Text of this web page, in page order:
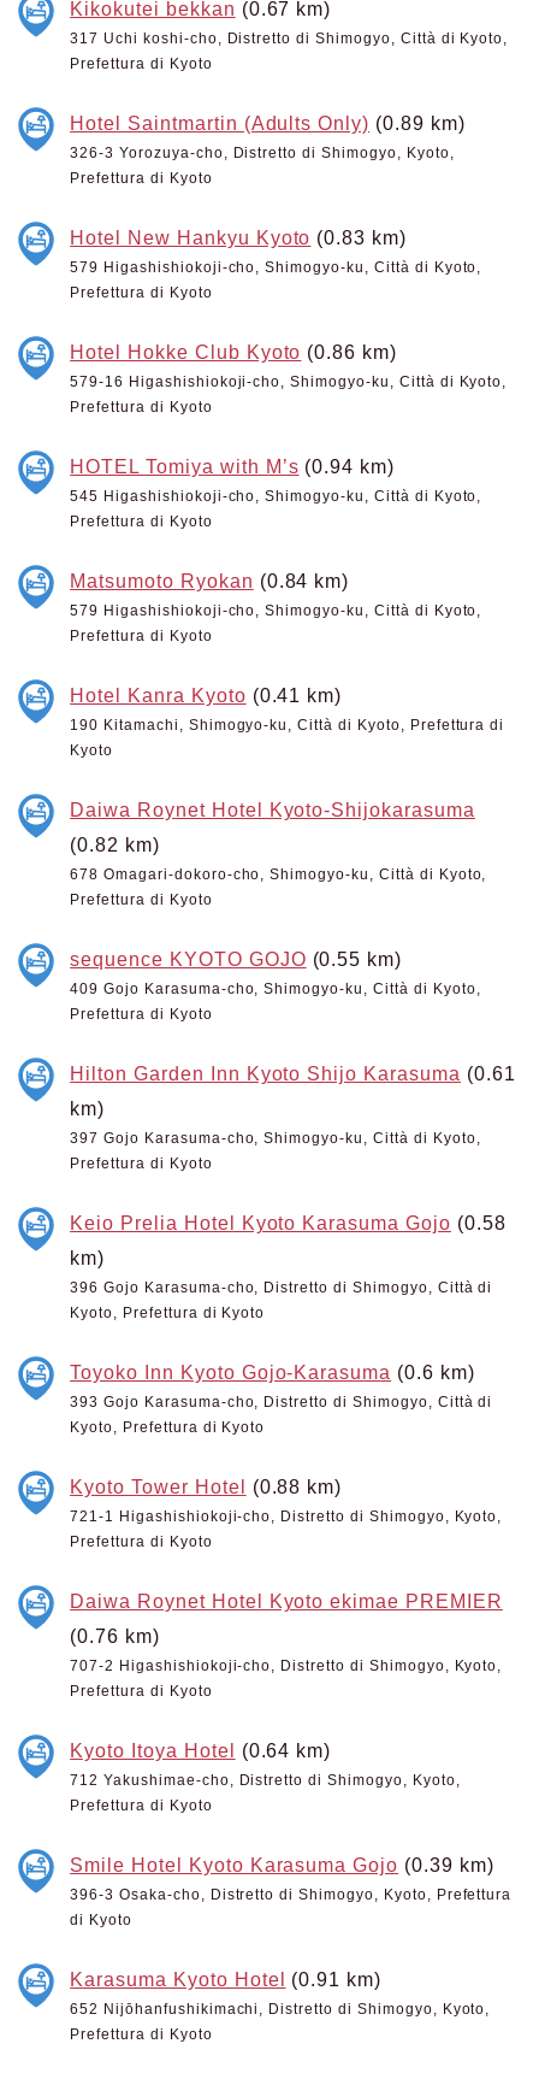
Kikokutei bekkan (0.67 km)
317 Uchi koshi-cho, Distretto di Shimogyo, Città di Kyoto,
Prefettura di Kyoto
Hotel Saintmartin (Adults Only) (0.89 km)
326-3 Yorozuya-cho, Distretto di Shimogyo, Kyoto,
Prefettura di Kyoto
Hotel New Hankyu Kyoto (0.83 km)
579 Higashishiokoji-cho, Shimogyo-ku, Città di Kyoto,
Prefettura di Kyoto
Hotel Hokke Club Kyoto (0.86 km)
579-16 Higashishiokoji-cho, Shimogyo-ku, Città di Kyoto,
Prefettura di Kyoto
HOTEL Tomiya with M’s (0.94 km)
545 Higashishiokoji-cho, Shimogyo-ku, Città di Kyoto,
Prefettura di Kyoto
Matsumoto Ryokan (0.84 km)
579 Higashishiokoji-cho, Shimogyo-ku, Città di Kyoto,
Prefettura di Kyoto
Hotel Kanra Kyoto (0.41 km)
190 Kitamachi, Shimogyo-ku, Città di Kyoto, Prefettura di
Kyoto
Daiwa Roynet Hotel Kyoto-Shijokarasuma
(0.82 km)
678 Omagari-dokoro-cho, Shimogyo-ku, Città di Kyoto,
Prefettura di Kyoto
sequence KYOTO GOJO (0.55 km)
409 Gojo Karasuma-cho, Shimogyo-ku, Città di Kyoto,
Prefettura di Kyoto
Hilton Garden Inn Kyoto Shijo Karasuma (0.61
km)
397 Gojo Karasuma-cho, Shimogyo-ku, Città di Kyoto,
Prefettura di Kyoto
Keio Prelia Hotel Kyoto Karasuma Gojo (0.58
km)
396 Gojo Karasuma-cho, Distretto di Shimogyo, Città di
Kyoto, Prefettura di Kyoto
Toyoko Inn Kyoto Gojo-Karasuma (0.6 km)
393 Gojo Karasuma-cho, Distretto di Shimogyo, Città di
Kyoto, Prefettura di Kyoto
Kyoto Tower Hotel (0.88 km)
721-1 Higashishiokoji-cho, Distretto di Shimogyo, Kyoto,
Prefettura di Kyoto
Daiwa Roynet Hotel Kyoto ekimae PREMIER
(0.76 km)
707-2 Higashishiokoji-cho, Distretto di Shimogyo, Kyoto,
Prefettura di Kyoto
Kyoto Itoya Hotel (0.64 km)
712 Yakushimae-cho, Distretto di Shimogyo, Kyoto,
Prefettura di Kyoto
Smile Hotel Kyoto Karasuma Gojo (0.39 km)
396-3 Osaka-cho, Distretto di Shimogyo, Kyoto, Prefettura
di Kyoto
Karasuma Kyoto Hotel (0.91 km)
652 Nijōhanfushikimachi, Distretto di Shimogyo, Kyoto,
Prefettura di Kyoto